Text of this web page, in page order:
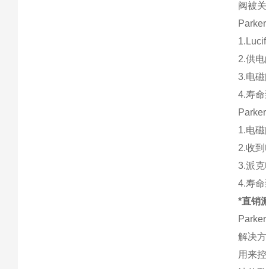
阀被
2.供
3.电
4.寿
1.电
2.收
3.派
4.寿
*直销
解决
用来